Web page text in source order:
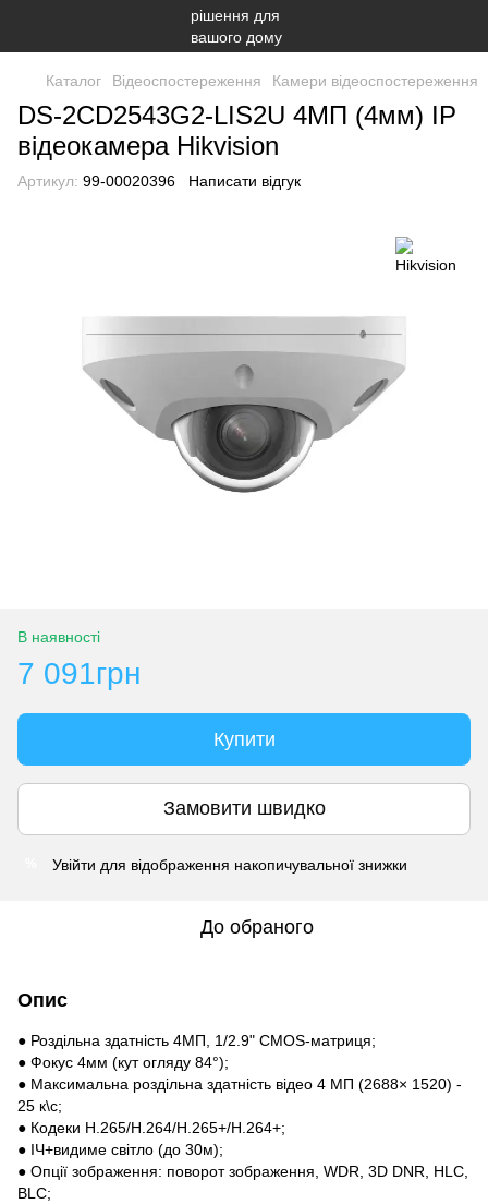
Каталог Відеоспостереження Камери відеоспостереження
DS-2CD2543G2-LIS2U 4МП (4мм) IP
відеокамера Hikvision
Артикул: 99-00020396 Написати відгук
В наявності
7 091грн
Купити
Замовити швидко
Увійти для відображення накопичувальної знижки
До обраного
Опис
● Роздільна здатність 4МП, 1/2.9" CMOS-матриця;
● Фокус 4мм (кут огляду 84°);
● Максимальна роздільна здатність відео 4 МП (2688× 1520) -
25 к\с;
● Кодеки H.265/H.264/H.265+/H.264+;
● ІЧ+видиме світло (до 30м);
● Опції зображення: поворот зображення, WDR, 3D DNR, HLC,
BLC;